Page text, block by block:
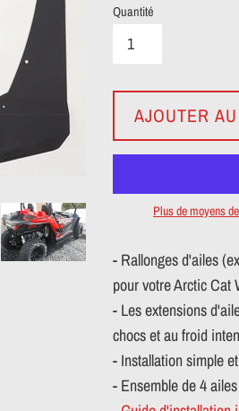
Quantité
AJOUTER
Plus de moyens
- Rallonges d'ailes
pour votre Arctic Cat
- Les extensions
chocs et au froid
- Installation simple
- Ensemble de 4